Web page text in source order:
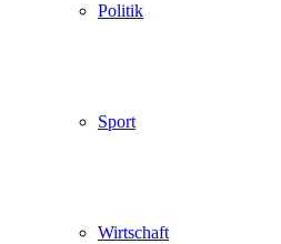
Politik
Sport
Wirtschaft